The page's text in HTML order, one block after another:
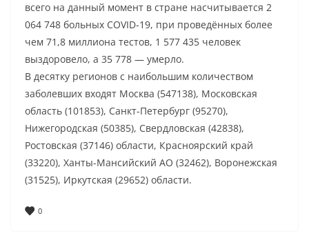
всего на данный момент в стране насчитывается 2
064 748 больных COVID-19, при проведённых более
чем 71,8 миллиона тестов, 1 577 435 человек
выздоровело, а 35 778 — умерло.
В десятку регионов с наибольшим количеством
заболевших входят Москва (547138), Московская
область (101853), Санкт-Петербург (95270),
Нижегородская (50385), Свердловская (42838),
Ростовская (37146) области, Красноярский край
(33220), Ханты-Мансийский АО (32462), Воронежская
(31525), Иркутская (29652) области.
0